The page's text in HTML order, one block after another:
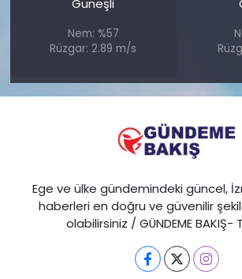
Güneşli
Nem: %57
Rüzgar: 2.89 m/s
Ege ve ülke gündemindeki güncel,
haberleri en doğru ve güvenilir
olabilirsiniz / GÜNDEME BAKIŞ-